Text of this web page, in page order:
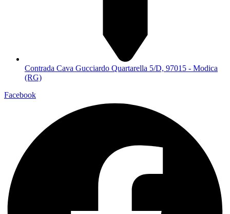
Contrada Cava Gucciardo Quartarella 5/D, 97015 - Modica
(RG)
Facebook